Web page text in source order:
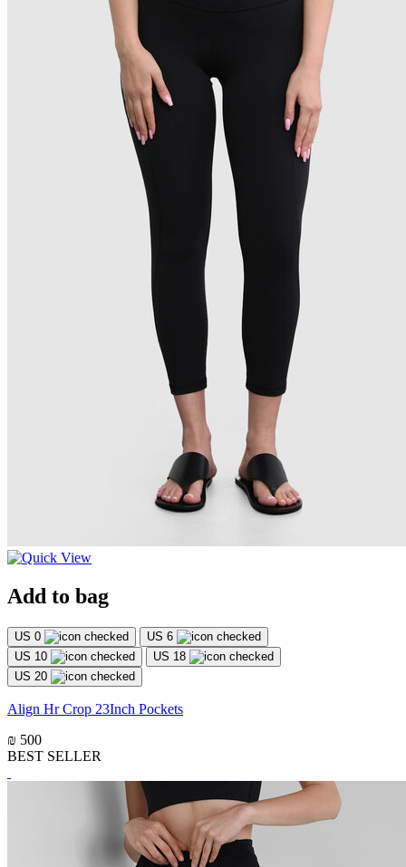
Add to bag
US 0
US 6
US 10
US 18
US 20
Align Hr Crop 23Inch Pockets
₪ 500
BEST SELLER